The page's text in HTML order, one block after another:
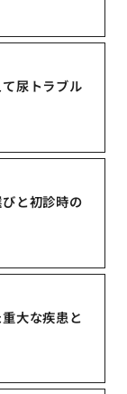
尿トラブル
と初診時の
大な疾患と